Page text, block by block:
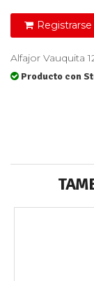
Registrarse
Alfajor Vauquita
Producto con